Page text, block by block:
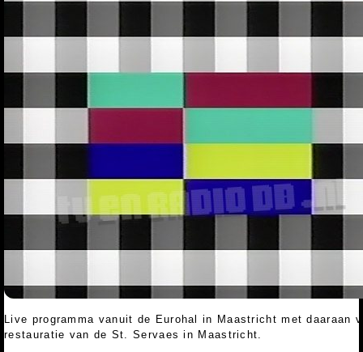
Live programma vanuit de Eurohal in Maastricht met daaraan
restauratie van de St. Servaes in Maastricht.